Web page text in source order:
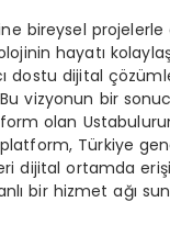
bireysel
hayatı
dostu dijital
Bu vizyonun bir
olan
Türkiye
dijital ortamda
bir hizmet ağı